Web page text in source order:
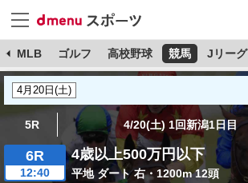
MLB ゴルフ 高校野球 競馬 Jリーグ
5R 4/20(土) 1回新潟1日目
6R
12:40
4歳以上500万円以下
平地 ダート 右・1200m 12頭